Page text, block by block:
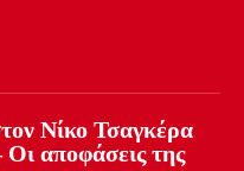
Νίκο Τσαγκέρα
αποφάσεις της